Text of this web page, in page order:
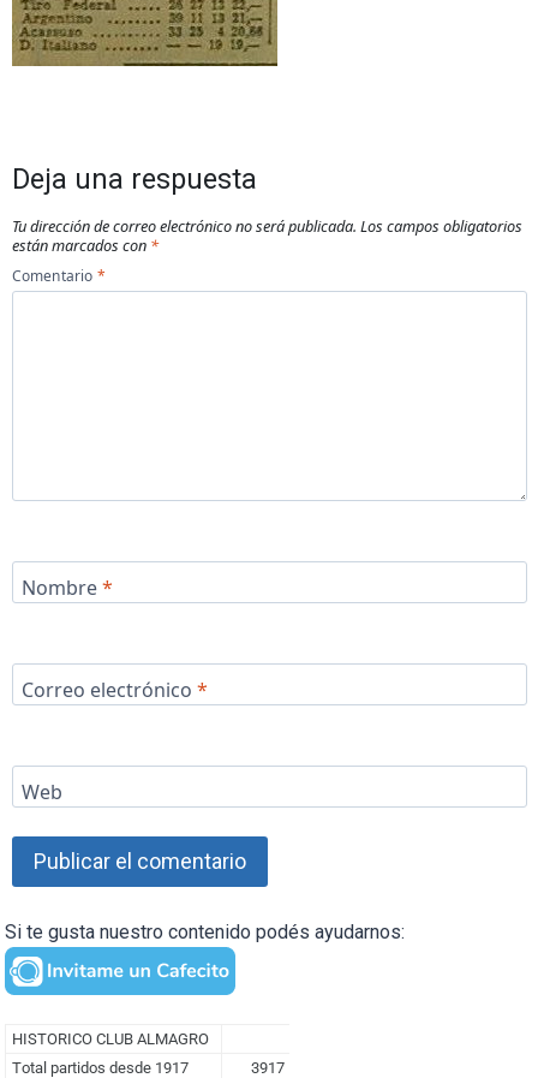
Deja una respuesta
Tu dirección de correo electrónico no será publicada. Los campos obligatorios
están marcados con *
Comentario *
Nombre*
Correo electrónico *
Web
Si te gusta nuestro contenido podés ayudarnos: